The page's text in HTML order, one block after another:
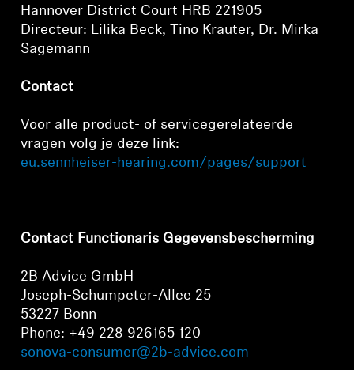
Originele gehooronderdelengehoor en accessoires
Soundbars
AMBEO soundbars en Subs
Ontdek AMBEO
Ontdekken
Over ons
Innovaties
Hannover District Court HRB 221905
Directeur: Lilika Beck, Tino Krauter, Dr. Mirka
Sagemann
Contact
Voor alle product- of servicegerelateerde
vragen volg je deze link:
eu.sennheiser-hearing.com/pages/support
Contact Functionaris Gegevensbescherming
2B Advice GmbH
Joseph-Schumpeter-Allee 25
53227 Bonn
Phone: +49 228 926165 120
sonova-consumer@2b-advice.com
Inloggen vereist